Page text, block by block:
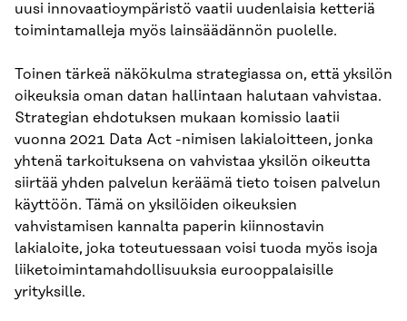
uusi innovaatioympäristö vaatii uudenlaisia ketteriä
toimintamalleja myös lainsäädännön puolelle.
Toinen tärkeä näkökulma strategiassa on, että yksilön
oikeuksia oman datan hallintaan halutaan vahvistaa.
Strategian ehdotuksen mukaan komissio laatii
vuonna 2021 Data Act -nimisen lakialoitteen, jonka
yhtenä tarkoituksena on vahvistaa yksilön oikeutta
siirtää yhden palvelun keräämä tieto toisen palvelun
käyttöön. Tämä on yksilöiden oikeuksien
vahvistamisen kannalta paperin kiinnostavin
lakialoite, joka toteutuessaan voisi tuoda myös isoja
liiketoimintamahdollisuuksia eurooppalaisille
yrityksille.